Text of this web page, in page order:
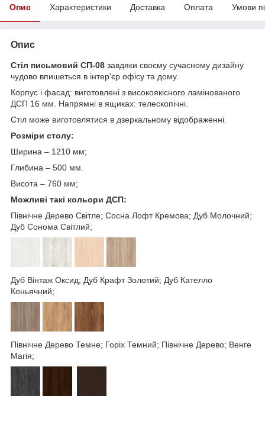
Опис Характеристики Доставка Оплата Умови
Опис
Стіл письмовий СП-08 завдяки своєму сучасному дизайну
чудово впишеться в інтер'єр офісу та дому.
Корпус і фасад: виготовлені з високоякісного ламінованого
ДСП 16 мм. Напрямні в ящиках: телескопічні.
Стіл може виготовлятися в дзеркальному відображенні.
Розміри столу:
Ширина – 1210 мм;
Глибина – 500 мм.
Висота – 760 мм;
Можливі такі кольори ДСП:
Північне Дерево Світле; Сосна Лофт Кремова; Дуб Молочний;
Дуб Сонома Світлий;
Дуб Вінтаж Оксид; Дуб Крафт Золотий; Дуб Кателло
Коньячний;
Північне Дерево Темне; Горіх Темний; Північне Дерево; Венге
Магія;